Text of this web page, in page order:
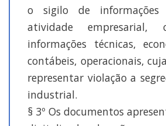
o sigilo de
atividade
informações técnicas,
contábeis, operacionais,
representar violação a
industrial.
§ 3º Os documentos